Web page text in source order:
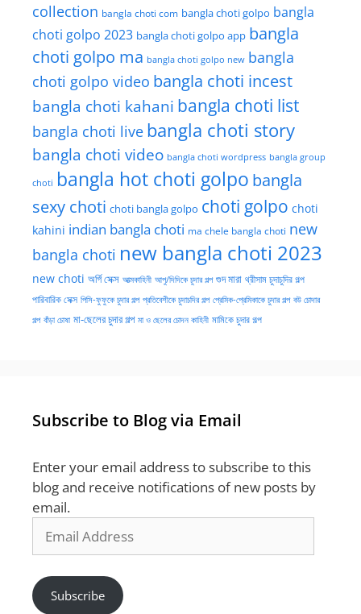
collection bangla choti com bangla choti golpo bangla
choti golpo 2023 bangla choti golpo app bangla
choti golpo ma bangla choti golpo new bangla
choti golpo video bangla choti incest
bangla choti kahani bangla choti list
bangla choti live bangla choti story
bangla choti video bangla choti wordpress bangla group
choti bangla hot choti golpo bangla
sexy choti choti bangla golpo choti golpo choti
kahini indian bangla choti ma chele bangla choti new
bangla choti new bangla choti 2023
new choti অর্গি সেক্স আত্মকাহিনী আপু/দিদিকে চুদার গল্প গুদ মারা থ্রীসাম চুদাচুদির গল্প
পারিবারিক সেক্স পিসি-ফুফুকে চুদার গল্প প্রতিবেশীকে চুদাচদির গল্প প্রেমিক-প্রেমিকাকে চুদার গল্প বউ চোদার
গল্প বাঁড়া চোষা মা-ছেলের চুদার গল্প মা ও ছেলের চোদন কাহিনী মামিকে চুদার গল্প
Subscribe to Blog via Email
Enter your email address to subscribe to this
blog and receive notifications of new posts by
email.
Address
Subscribe